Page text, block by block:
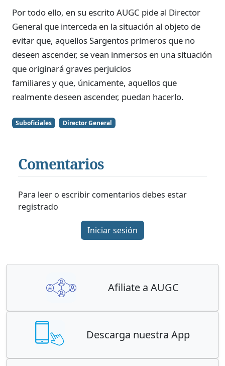
Por todo ello, en su escrito AUGC pide al Director
General que interceda en la situación al objeto de
evitar que, aquellos Sargentos primeros que no
deseen ascender, se vean inmersos en una situación
que originará graves perjuicios
familiares y que, únicamente, aquellos que
realmente deseen ascender, puedan hacerlo.
Suboficiales Director General
Comentarios
Para leer o escribir comentarios debes estar
registrado
Iniciar sesión
Afiliate a AUGC
Descarga nuestra App